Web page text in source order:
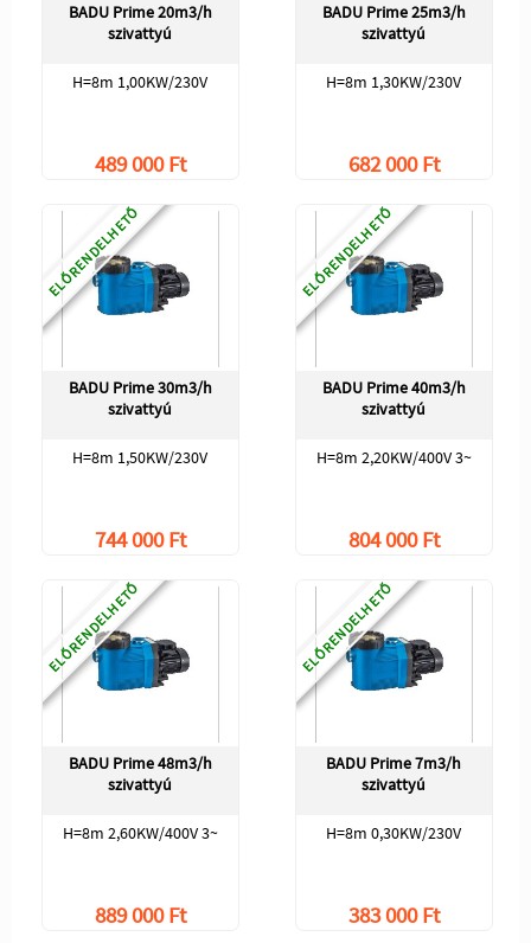
BADU Prime 20m3/h
szivattyú
H=8m 1,00KW/230V
489 000 Ft
BADU Prime 25m3/h
szivattyú
H=8m 1,30KW/230V
682 000 Ft
ELŐRENDELHETŐ
BADU Prime 30m3/h
szivattyú
H=8m 1,50KW/230V
744 000 Ft
ELŐRENDELHETŐ
BADU Prime 40m3/h
szivattyú
H=8m 2,20KW/400V 3~
804 000 Ft
ELŐRENDELHETŐ
BADU Prime 48m3/h
szivattyú
H=8m 2,60KW/400V 3~
889 000 Ft
ELŐRENDELHETŐ
BADU Prime 7m3/h
szivattyú
H=8m 0,30KW/230V
383 000 Ft